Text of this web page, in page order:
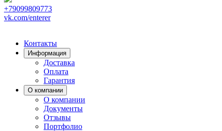
+79099809773
vk.com/enterer
Контакты
Информация
Доставка
Оплата
Гарантия
О компании
О компании
Документы
Отзывы
Портфолио